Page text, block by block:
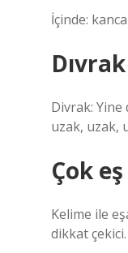
İçinde:
Divrak:
uzak, uzak,
Çok
Kelime ile
dikkat